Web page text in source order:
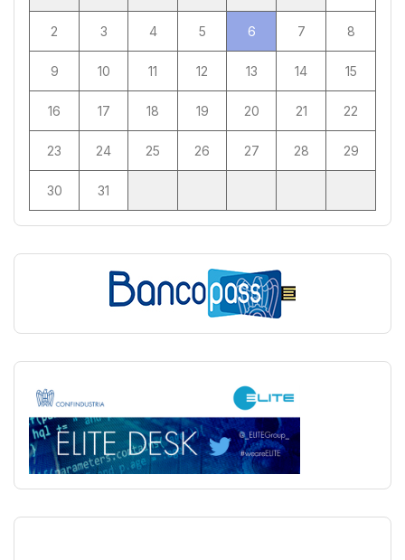
2 3 4 5 6 7 8
9 10 11 12 13 14 15
16 17 18 19 20 21 22
23 24 25 26 27 28 29
30 31